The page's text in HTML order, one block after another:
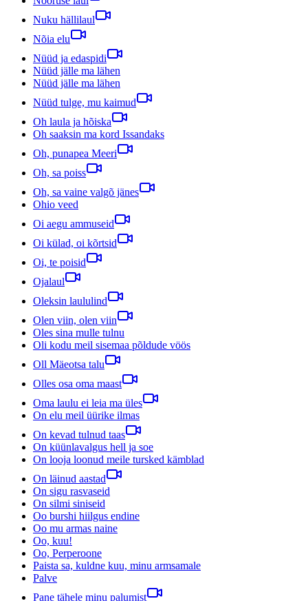
Nuku hällilaul
Nõia elu
Nüüd ja edaspidi
Nüüd jälle ma lähen
Nüüd jälle ma lähen
Nüüd tulge, mu kaimud
Oh laula ja hõiska
Oh saaksin ma kord Issandaks
Oh, punapea Meeri
Oh, sa poiss
Oh, sa vaine valgõ jänes
Ohio veed
Oi aegu ammuseid
Oi külad, oi kõrtsid
Oi, te poisid
Ojalaul
Oleksin laululind
Olen viin, olen viin
Oles sina mulle tulnu
Oli kodu meil sisemaa põldude vöös
Oll Mäeotsa talu
Olles osa oma maast
Oma laulu ei leia ma üles
On elu meil üürike ilmas
On kevad tulnud taas
On küünlavalgus hell ja soe
On looja loonud meile tursked kämblad
On läinud aastad
On sigu rasvaseid
On silmi siniseid
Oo burshi hiilgus endine
Oo mu armas naine
Oo, kuu!
Oo, Perperoone
Paista sa, kuldne kuu, minu armsamale
Palve
Pane tähele minu palumist